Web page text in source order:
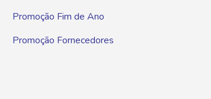
Promoção Fim de Ano
Promoção Fornecedores